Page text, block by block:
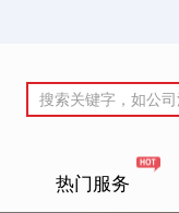
热门服务